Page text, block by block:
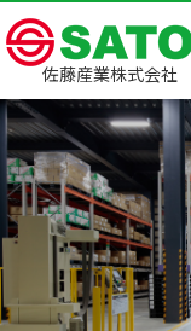
佐藤産業株式会社